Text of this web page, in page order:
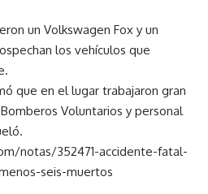
un Volkswagen Fox y un
los vehículos que
que en el lugar trabajaron gran
Voluntarios y personal
notas/352471-accidente-fatal-
seis-muertos